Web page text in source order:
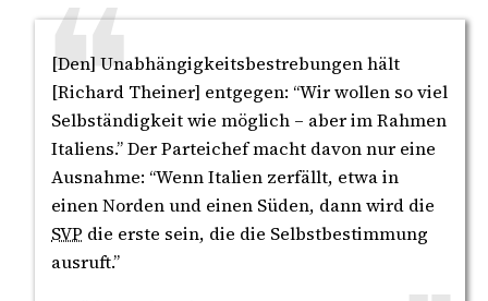
[Den] Unabhängigkeitsbestrebungen hält
[Richard Theiner] entgegen: “Wir wollen so viel
Selbständigkeit wie möglich – aber im Rahmen
Italiens.” Der Parteichef macht davon nur eine
Ausnahme: “Wenn Italien zerfällt, etwa in
einen Norden und einen Süden, dann wird die
SVP die erste sein, die die Selbstbestimmung
ausruft.”